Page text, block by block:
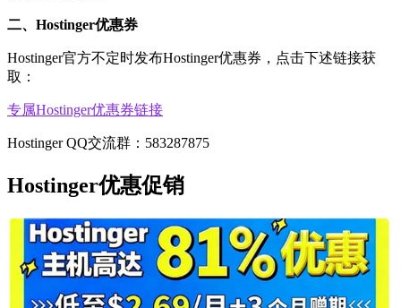
二、Hostinger优惠券
Hostinger官方不定时发布Hostinger优惠券，点击下述链接获
取：
专属Hostinger优惠券链接
Hostinger QQ交流群：583287875
Hostinger优惠促销